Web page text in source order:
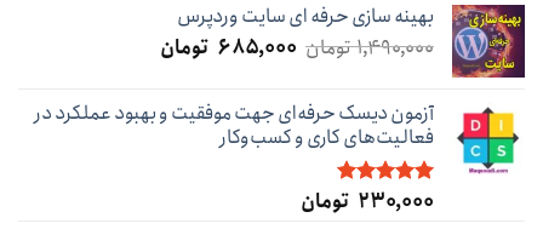
بهینه سازی حرفه ای سایت وردپرس
۱,۴۹۰,۰۰۰تومان قیمت
۱,۴۹۰,۰۰۰ تومان
بود.
۶۸۵,۰۰۰ تومانقیمت
آزمون دیسک حرفه‌ای جهت موفقیت و بهبود عملکرد در
فعالیت‌های کاری و کسب‌و‌کار
نمره5.00
۲۳۰,۰۰۰ تومان